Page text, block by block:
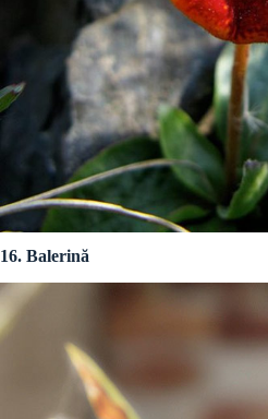
16. Balerină